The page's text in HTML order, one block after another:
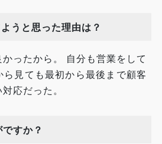
うと思った理由は？
ったから。 自分も営業をして
見ても最初から最後まで顧客
応だった。
すか？